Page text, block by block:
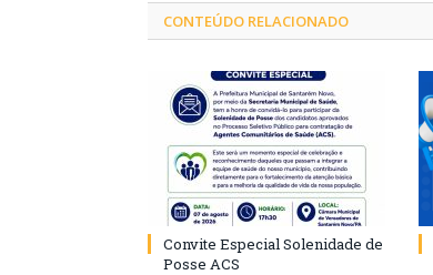
CONTEÚDO RELACIONADO
Convite Especial Solenidade de
Posse ACS